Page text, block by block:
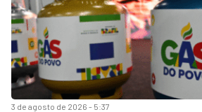
3 de agosto de 2026 - 5:37